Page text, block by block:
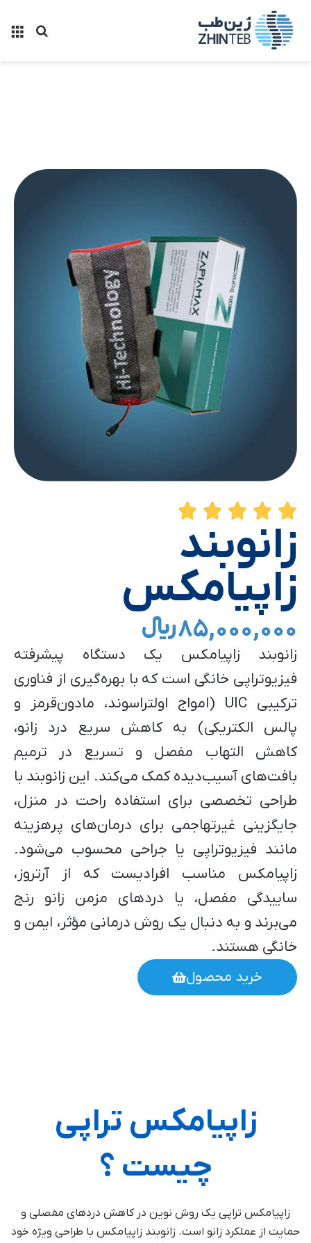
زانوبند
زاپیامکس
۸۵,۰۰۰,۰۰۰ ﷼
زانوبند زاپیامکس یک دستگاه پیشرفته‌
فیزیوتراپی خانگی است که با بهره‌گیری از فناوری
ترکیبی UIC (امواج اولتراسوند، مادون‌قرمز و
پالس الکتریکی) به کاهش سریع درد زانو،
کاهش التهاب مفصل و تسریع در ترمیم
بافت‌های آسیب‌دیده کمک می‌کند. این زانوبند با
طراحی تخصصی برای استفاده راحت در منزل،
جایگزینی غیرتهاجمی برای درمان‌های پرهزینه
مانند فیزیوتراپی یا جراحی محسوب می‌شود.
زاپیامکس مناسب افرادیست که از آرتروز،
ساییدگی مفصل، یا دردهای مزمن زانو رنج
می‌برند و به دنبال یک روش درمانی مؤثر، ایمن و
خانگی هستند.
خرید محصول
زاپیامکس تراپی
چیست ؟
زاپیامکس تراپی یک روش نوین در کاهش دردهای مفصلی و
حمایت از عملکرد زانو است. زانوبند زاپیامکس با طراحی ویژه خود